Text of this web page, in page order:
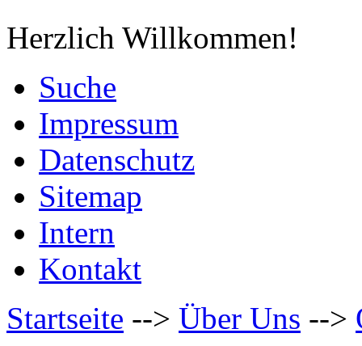
Herzlich Willkommen!
Suche
Impressum
Datenschutz
Sitemap
Intern
Kontakt
Startseite --> Über Uns -->